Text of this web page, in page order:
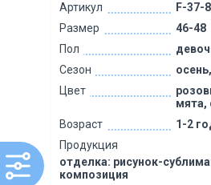
Артикул
F-37-8
Размер
46-48
Пол
Сезон
Цвет
мята,
Возраст
1-2
Продукция
отделка: рисунок-
композиция